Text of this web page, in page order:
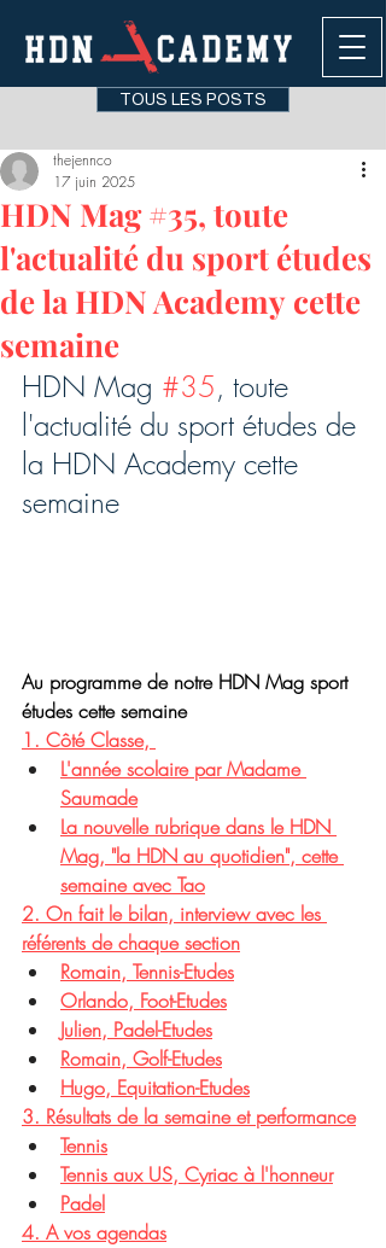
TOUS LES POSTS
HDN Mag #35, toute
l'actualité du sport études
de la HDN Academy cette
semaine
thejennco
17 juin 2025
HDN Mag #35, toute
l'actualité du sport études de
la HDN Academy cette
semaine
Au programme de notre HDN Mag sport
études cette semaine
1. Côté Classe,
L'année scolaire par Madame
Saumade
La nouvelle rubrique dans le HDN
Mag, "la HDN au quotidien", cette
semaine avec Tao
2. On fait le bilan, interview avec les
référents de chaque section
Romain, Tennis-Etudes
Orlando, Foot-Etudes
Julien, Padel-Etudes
Romain, Golf-Etudes
Hugo, Equitation-Etudes
3. Résultats de la semaine et performance
Tennis
Tennis aux US, Cyriac à l'honneur
Padel
4. A vos agendas